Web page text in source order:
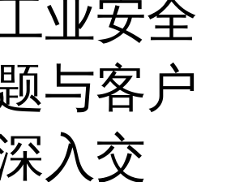
业安全
与客户
入交